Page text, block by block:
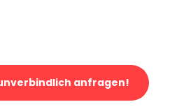
anfragen!